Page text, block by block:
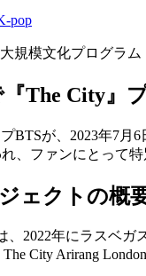
pop
規模文化プログラ
The City』
BTSが、2023年7
、ファンにとって
ェクトの概
、2022年にラスベ
City Arirang